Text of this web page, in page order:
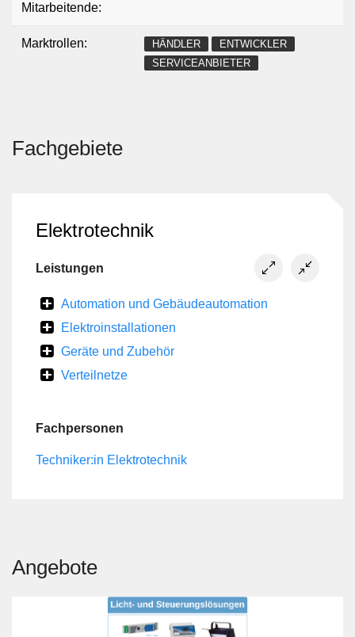
Mitarbeitende:
Marktrollen: HÄNDLER
ENTWICKLER
SERVICEANBIETER
Fachgebiete
Elektrotechnik
Leistungen
Automation und Gebäudeautomation
Elektroinstallationen
Geräte und Zubehör
Verteilnetze
Fachpersonen
Techniker:in Elektrotechnik
Angebote